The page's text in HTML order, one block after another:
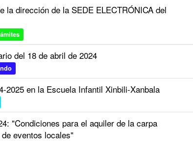
la dirección de la SEDE ELECTRÓNICA del
del 18 de abril de 2024
2025 en la Escuela Infantil Xinbili-Xanbala
"Condiciones para el aquiler de la carpa
eventos locales"